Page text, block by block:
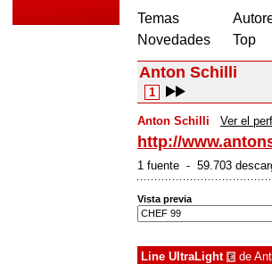
Temas
Novedades
Top
Anton Schilli
1
Anton Schilli Ver el
http://
1 fuente - 59.703
Vista previa
Line UltraLight € de